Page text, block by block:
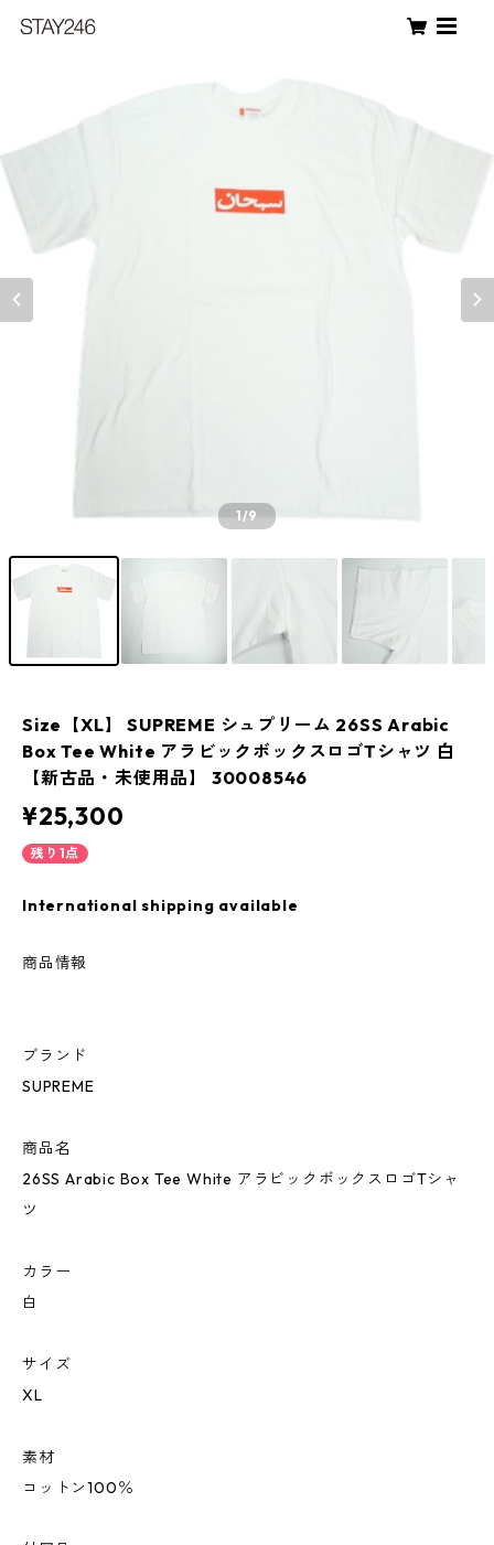
1/9
Size【XL】 SUPREME シュプリーム 26SS Arabic
Box Tee White アラビックボックスロゴTシャツ 白
【新古品・未使用品】 30008546
¥25,300
残り1点
International shipping available
商品情報
ブランド
SUPREME
商品名
26SS Arabic Box Tee White アラビックボックスロゴTシャ
ツ
カラー
白
サイズ
XL
素材
コットン100％